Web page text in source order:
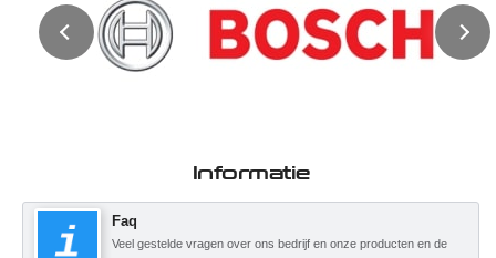
Informatie
Faq
Veel gestelde vragen over ons bedrijf en onze producten en de